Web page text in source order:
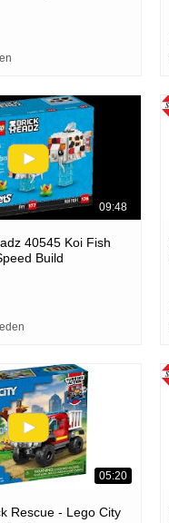
09:48
40545 Koi Fish
Build
05:20
Rescue - Lego City